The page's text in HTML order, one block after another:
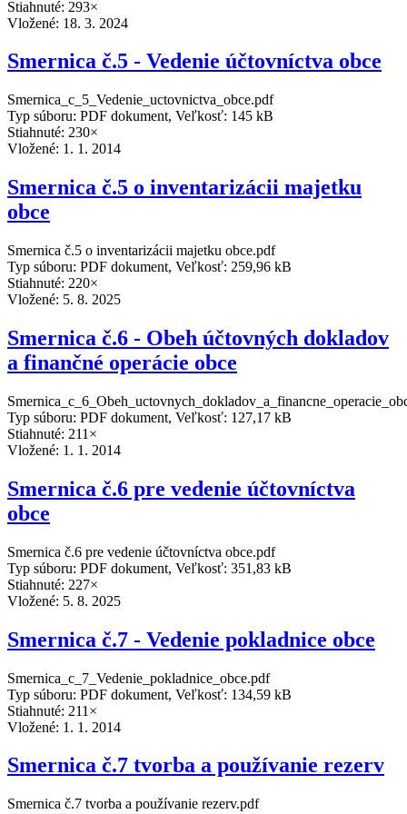
Stiahnuté: 293×
Vložené: 18. 3. 2024
Smernica č.5 - Vedenie účtovníctva obce
Smernica_c_5_Vedenie_uctovnictva_obce.pdf
Typ súboru: PDF dokument, Veľkosť: 145 kB
Stiahnuté: 230×
Vložené: 1. 1. 2014
Smernica č.5 o inventarizácii majetku
obce
Smernica č.5 o inventarizácii majetku obce.pdf
Typ súboru: PDF dokument, Veľkosť: 259,96 kB
Stiahnuté: 220×
Vložené: 5. 8. 2025
Smernica č.6 - Obeh účtovných dokladov
a finančné operácie obce
Typ súboru: PDF dokument, Veľkosť: 127,17 kB
Stiahnuté: 211×
Vložené: 1. 1. 2014
Smernica č.6 pre vedenie účtovníctva
obce
Smernica č.6 pre vedenie účtovníctva obce.pdf
Typ súboru: PDF dokument, Veľkosť: 351,83 kB
Stiahnuté: 227×
Vložené: 5. 8. 2025
Smernica č.7 - Vedenie pokladnice obce
Smernica_c_7_Vedenie_pokladnice_obce.pdf
Typ súboru: PDF dokument, Veľkosť: 134,59 kB
Stiahnuté: 211×
Vložené: 1. 1. 2014
Smernica č.7 tvorba a používanie rezerv
Smernica č.7 tvorba a používanie rezerv.pdf